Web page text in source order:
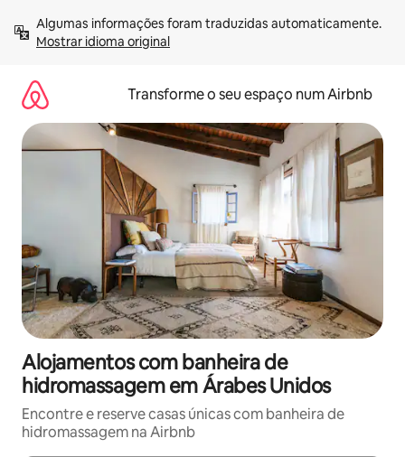
para
Mostrar idioma original
Transforme o seu espaço num Airbnb
Alojamentos com banheira de
hidromassagem em Árabes Unidos
Encontre e reserve casas únicas com banheira de
hidromassagem na Airbnb